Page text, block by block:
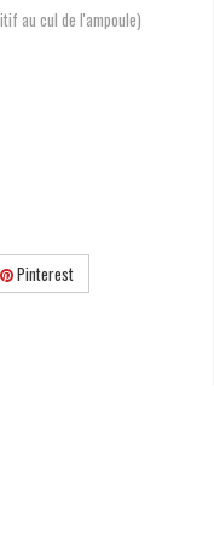
au cul de l'ampoule)
Pinterest